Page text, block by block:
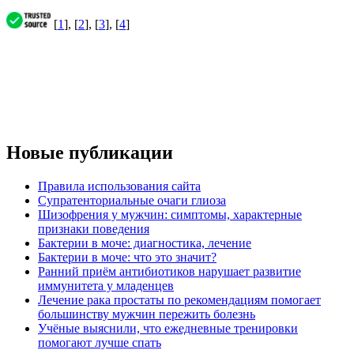
[1], [2], [3], [4]
Новые публикации
Правила использования сайта
Супратенториальные очаги глиоза
Шизофрения у мужчин: симптомы, характерные
признаки поведения
Бактерии в моче: диагностика, лечение
Бактерии в моче: что это значит?
Ранний приём антибиотиков нарушает развитие
иммунитета у младенцев
Лечение рака простаты по рекомендациям помогает
большинству мужчин пережить болезнь
Учёные выяснили, что ежедневные тренировки
помогают лучше спать